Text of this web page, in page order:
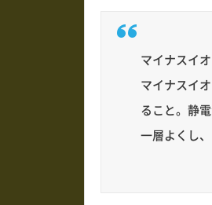
マイナスイ
マイナスイ
ること。静
一層よくし